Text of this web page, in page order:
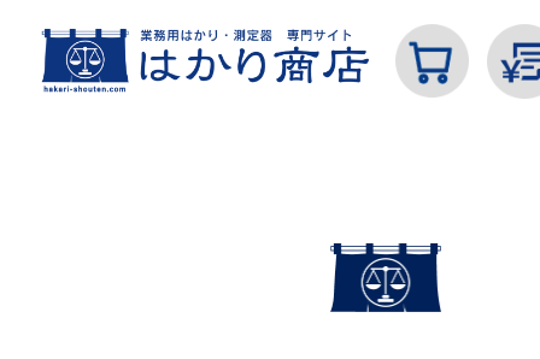
カテゴリから探す
ホーム お問い合わせ在庫確認(入力ページ)